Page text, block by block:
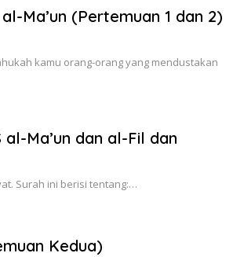
Ma’un (Pertemuan 1 dan 2)
kamu orang-orang yang mendustakan
Ma’un dan al-Fil dan
Surah ini berisi tentang:…
Kedua)